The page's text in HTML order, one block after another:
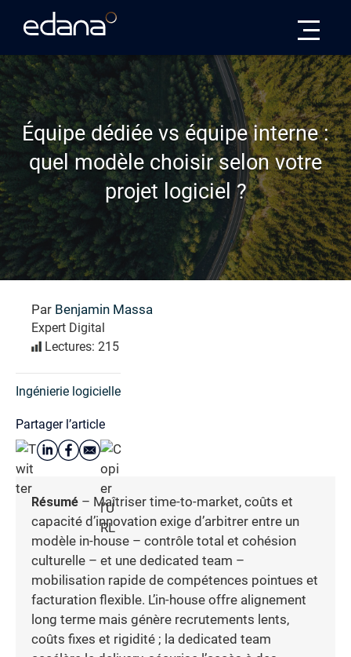
Équipe dédiée vs équipe interne :
quel modèle choisir selon votre
projet logiciel ?
Par Benjamin Massa
Expert Digital
Lectures: 215
Ingénierie logicielle
Partager l’article
Résumé – Maîtriser time-to-market, coûts et
capacité d’innovation exige d’arbitrer entre un
modèle in-house – contrôle total et cohésion
culturelle – et une dedicated team –
mobilisation rapide de compétences pointues et
facturation flexible. L’in-house offre alignement
long terme mais génère recrutements lents,
coûts fixes et rigidité ; la dedicated team